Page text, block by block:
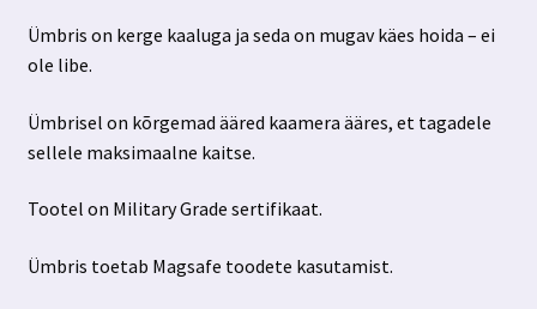
Ümbris on kerge kaaluga ja seda on mugav käes hoida – ei
ole libe.
Ümbrisel on kõrgemad ääred kaamera ääres, et tagadele
sellele maksimaalne kaitse.
Tootel on Military Grade sertifikaat.
Ümbris toetab Magsafe toodete kasutamist.